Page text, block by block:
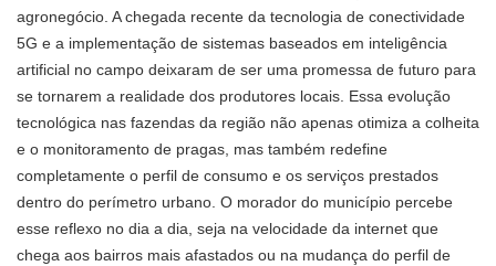
agronegócio. A chegada recente da tecnologia de conectividade
5G e a implementação de sistemas baseados em inteligência
artificial no campo deixaram de ser uma promessa de futuro para
se tornarem a realidade dos produtores locais. Essa evolução
tecnológica nas fazendas da região não apenas otimiza a colheita
e o monitoramento de pragas, mas também redefine
completamente o perfil de consumo e os serviços prestados
dentro do perímetro urbano. O morador do município percebe
esse reflexo no dia a dia, seja na velocidade da internet que
chega aos bairros mais afastados ou na mudança do perfil de